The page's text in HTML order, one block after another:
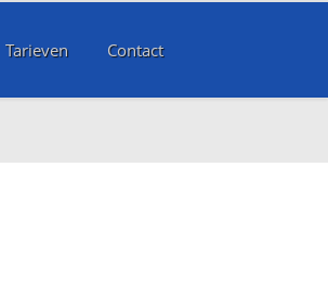
Tarieven Contact